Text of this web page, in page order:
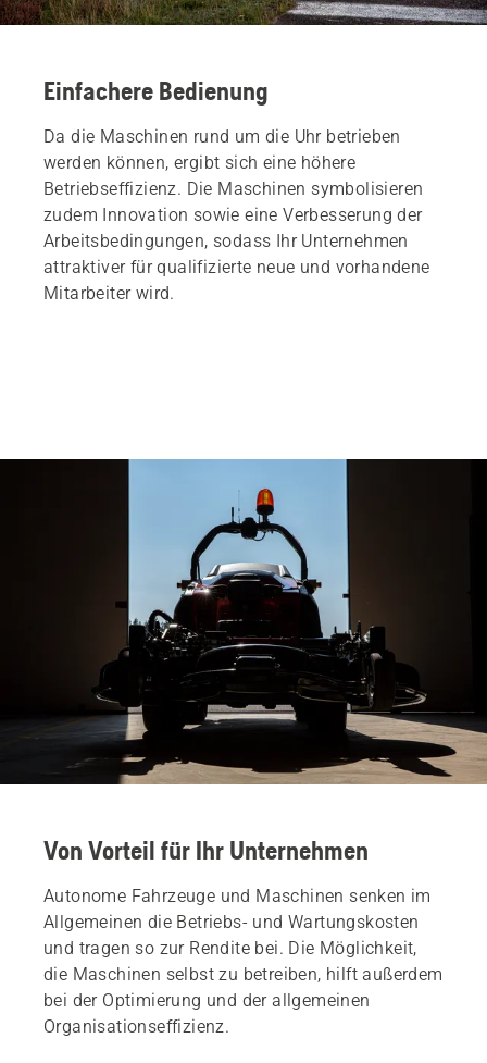
Einfachere Bedienung
Da die Maschinen rund um die Uhr betrieben
werden können, ergibt sich eine höhere
Betriebseffizienz. Die Maschinen symbolisieren
zudem Innovation sowie eine Verbesserung der
Arbeitsbedingungen, sodass Ihr Unternehmen
attraktiver für qualifizierte neue und vorhandene
Mitarbeiter wird.
Von Vorteil für Ihr Unternehmen
Autonome Fahrzeuge und Maschinen senken im
Allgemeinen die Betriebs- und Wartungskosten
und tragen so zur Rendite bei. Die Möglichkeit,
die Maschinen selbst zu betreiben, hilft außerdem
bei der Optimierung und der allgemeinen
Organisationseffizienz.